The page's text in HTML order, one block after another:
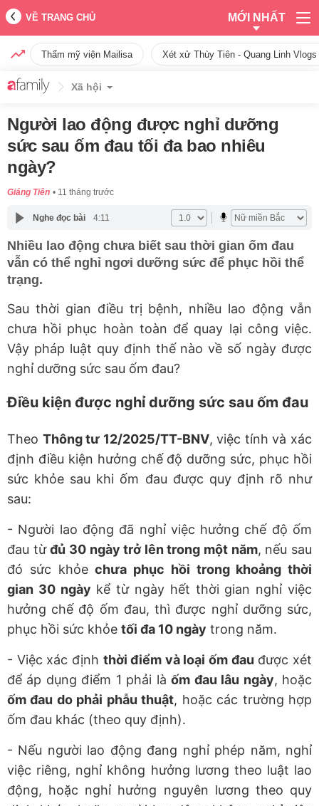
VỀ TRANG CHỦ MỚI NHẤT
Thẩm mỹ viện Mailisa Xét xử Thùy Tiên - Quang Linh
Xã hội
Người lao động được nghỉ dưỡng
sức sau ốm đau tối đa bao nhiêu
ngày?
Giáng Tiên 11 tháng trước
Nghe đọc bài 4:11
Nhiều lao động chưa biết sau thời gian ốm đau
vẫn có thể nghỉ ngơi dưỡng sức để phục hồi thể
trạng.
Sau thời gian điều trị bệnh, nhiều lao động vẫn
chưa hồi phục hoàn toàn để quay lại công việc.
Vậy pháp luật quy định thế nào về số ngày được
nghỉ dưỡng sức sau ốm đau?
Điều kiện được nghỉ dưỡng sức sau ốm đau
Theo Thông tư 12/2025/TT-BNV, việc tính và xác
định điều kiện hưởng chế độ dưỡng sức, phục hồi
sức khỏe sau khi ốm đau được quy định rõ như
sau:
- Người lao động đã nghỉ việc hưởng chế độ ốm
đau từ đủ 30 ngày trở lên trong một năm, nếu sau
đó sức khỏe chưa phục hồi trong khoảng thời
gian 30 ngày kể từ ngày hết thời gian nghỉ việc
hưởng chế độ ốm đau, thì được nghỉ dưỡng sức,
phục hồi sức khỏe tối đa 10 ngày trong năm.
- Việc xác định thời điểm và loại ốm đau được xét
để áp dụng điểm 1 phải là ốm đau lâu ngày, hoặc
ốm đau do phải phẫu thuật, hoặc các trường hợp
ốm đau khác (theo quy định).
- Nếu người lao động đang nghỉ phép năm, nghỉ
việc riêng, nghỉ không hưởng lương theo luật lao
động, hoặc nghỉ hưởng nguyên lương theo quy